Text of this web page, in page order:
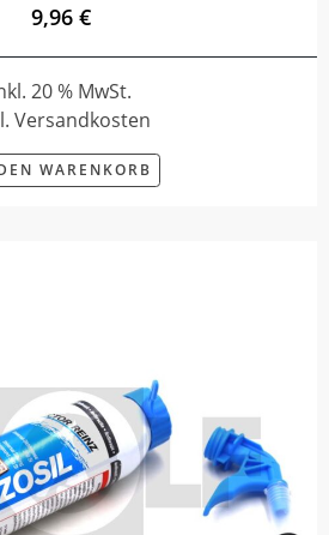
9,96 €
20 % MwSt.
Versandkosten
WARENKORB